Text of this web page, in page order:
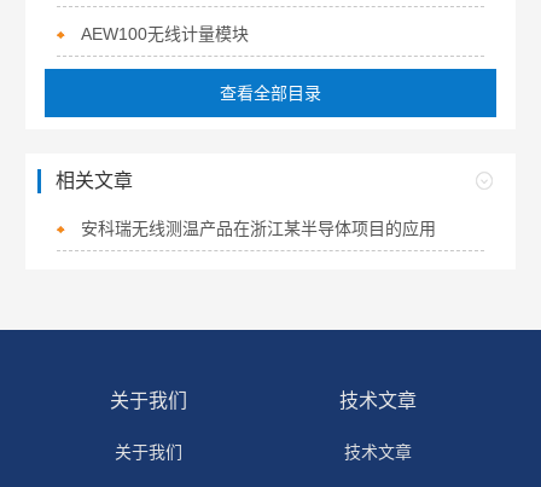
AEW100无线计量模块
查看全部目录
相关文章
安科瑞无线测温产品在浙江某半导体项目的应用
关于我们
关于我们
技术文章
技术文章